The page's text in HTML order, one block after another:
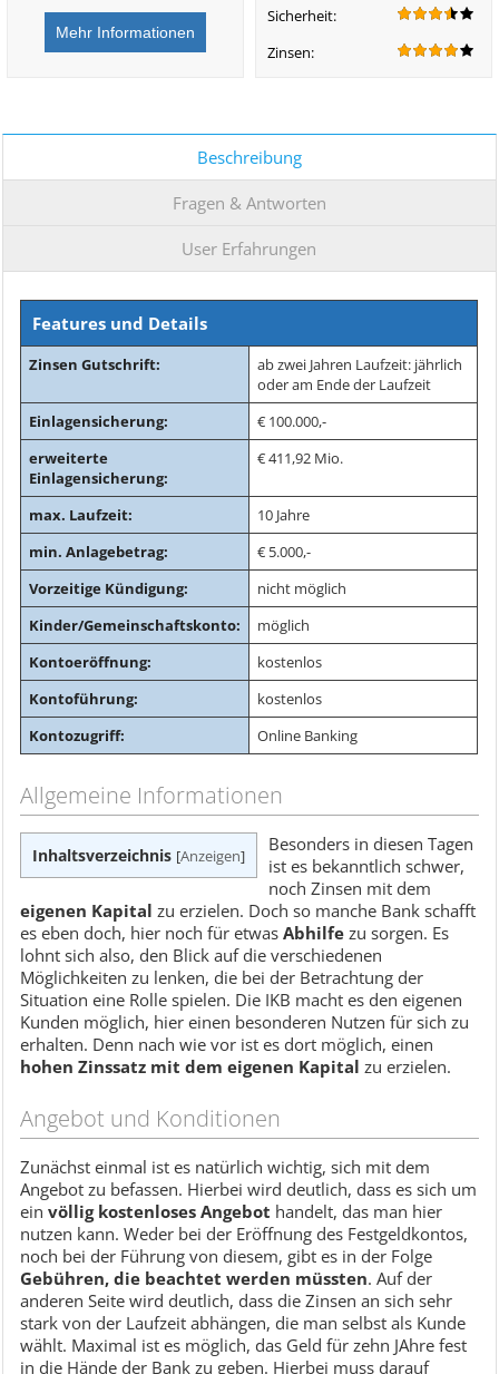
Sicherheit:
Zinsen:
Beschreibung
Fragen & Antworten
User Erfahrungen
Features und Details
Zinsen Gutschrift:
ab zwei Jahren Laufzeit: jährlich
oder am Ende der Laufzeit
Einlagensicherung:
€ 100.000,-
erweiterte
Einlagensicherung:
€ 411,92 Mio.
max. Laufzeit:
10 Jahre
min. Anlagebetrag:
€ 5.000,-
Vorzeitige Kündigung:
nicht möglich
Kinder/Gemeinschaftskonto:
möglich
Kontoeröffnung:
kostenlos
Kontoführung:
kostenlos
Kontozugriff:
Online Banking
Allgemeine Informationen
Inhaltsverzeichnis [Anzeigen]
Besonders in diesen Tagen
ist es bekanntlich schwer,
noch Zinsen mit dem
eigenen Kapital zu erzielen. Doch so manche Bank schafft
es eben doch, hier noch für etwasAbhilfe zu sorgen. Es
lohnt sich also, den Blick auf die verschiedenen
Möglichkeiten zu lenken, die bei der Betrachtung der
Situation eine Rolle spielen. Die IKB macht es den eigenen
Kunden möglich, hier einen besonderen Nutzen für sich zu
erhalten. Denn nach wie vor ist es dort möglich, einen
hohen Zinssatz mit dem eigenen Kapital zu erzielen.
Angebot und Konditionen
Zunächst einmal ist es natürlich wichtig, sich mit dem
Angebot zu befassen. Hierbei wird deutlich, dass es sich um
einvöllig kostenloses Angebot handelt, das man hier
nutzen kann. Weder bei der Eröffnung des Festgeldkontos,
noch bei der Führung von diesem, gibt es in der Folge
Gebühren, die beachtet werden müssten. Auf der
anderen Seite wird deutlich, dass die Zinsen an sich sehr
stark von der Laufzeit abhängen, die man selbst als Kunde
wählt. Maximal ist es möglich, das Geld für zehn JAhre fest
in die Hände der Bank zu geben. Hierbei muss darauf